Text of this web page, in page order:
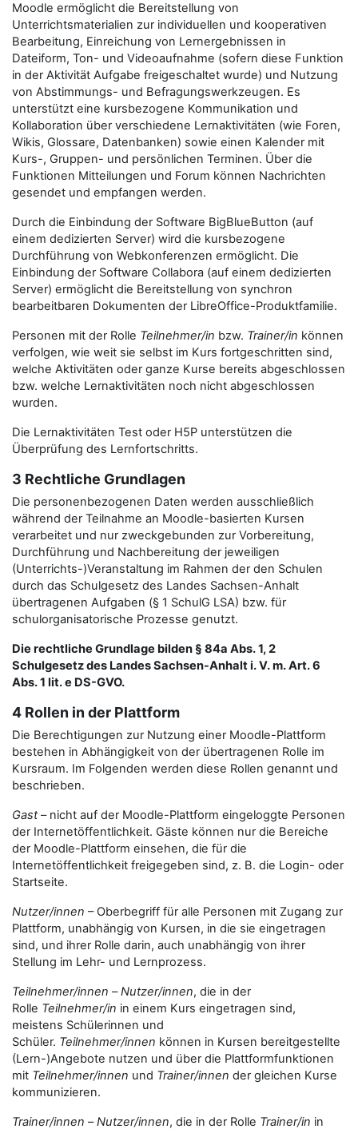
Moodle ermöglicht die Bereitstellung von
Unterrichtsmaterialien zur individuellen und kooperativen
Bearbeitung, Einreichung von Lernergebnissen in
Dateiform, Ton- und Videoaufnahme (sofern diese Funktion
in der Aktivität Aufgabe freigeschaltet wurde) und Nutzung
von Abstimmungs- und Befragungswerkzeugen. Es
unterstützt eine kursbezogene Kommunikation und
Kollaboration über verschiedene Lernaktivitäten (wie Foren,
Wikis, Glossare, Datenbanken) sowie einen Kalender mit
Kurs-, Gruppen- und persönlichen Terminen. Über die
Funktionen Mitteilungen und Forum können Nachrichten
gesendet und empfangen werden.
Durch die Einbindung der Software BigBlueButton (auf
einem dedizierten Server) wird die kursbezogene
Durchführung von Webkonferenzen ermöglicht. Die
Einbindung der Software Collabora (auf einem dedizierten
Server) ermöglicht die Bereitstellung von synchron
bearbeitbaren Dokumenten der LibreOffice-Produktfamilie.
Personen mit der Rolle Teilnehmer/in bzw. Trainer/in können
verfolgen, wie weit sie selbst im Kurs fortgeschritten sind,
welche Aktivitäten oder ganze Kurse bereits abgeschlossen
bzw. welche Lernaktivitäten noch nicht abgeschlossen
wurden.
Die Lernaktivitäten Test oder H5P unterstützen die
Überprüfung des Lernfortschritts.
3 Rechtliche Grundlagen
Die personenbezogenen Daten werden ausschließlich
während der Teilnahme an Moodle-basierten Kursen
verarbeitet und nur zweckgebunden zur Vorbereitung,
Durchführung und Nachbereitung der jeweiligen
(Unterrichts-)Veranstaltung im Rahmen der den Schulen
durch das Schulgesetz des Landes Sachsen-Anhalt
übertragenen Aufgaben (§ 1 SchulG LSA) bzw. für
schulorganisatorische Prozesse genutzt.
Die rechtliche Grundlage bilden § 84a Abs. 1, 2
Schulgesetz des Landes Sachsen-Anhalt i. V. m. Art. 6
Abs. 1 lit. e DS-GVO.
4 Rollen in der Plattform
Die Berechtigungen zur Nutzung einer Moodle-Plattform
bestehen in Abhängigkeit von der übertragenen Rolle im
Kursraum. Im Folgenden werden diese Rollen genannt und
beschrieben.
Gast– nicht auf der Moodle-Plattform eingeloggte Personen
der Internetöffentlichkeit. Gäste können nur die Bereiche
der Moodle-Plattform einsehen, die für die
Internetöffentlichkeit freigegeben sind, z. B. die Login- oder
Startseite.
Nutzer/innen – Oberbegriff für alle Personen mit Zugang zur
Plattform, unabhängig von Kursen, in die sie eingetragen
sind, und ihrer Rolle darin, auch unabhängig von ihrer
Stellung im Lehr- und Lernprozess.
Teilnehmer/innen –Nutzer/innen, die in der
Rolle Teilnehmer/in in einem Kurs eingetragen sind,
meistens Schülerinnen und
Schüler. Teilnehmer/innen können in Kursen bereitgestellte
(Lern-)Angebote nutzen und über die Plattformfunktionen
mit Teilnehmer/innen und Trainer/innen der gleichen Kurse
kommunizieren.
Trainer/innen –Nutzer/innen, die in der Rolle Trainer/in in